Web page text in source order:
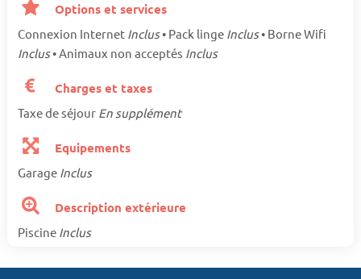
Options et services
Connexion Internet Inclus• Pack linge Inclus• Borne Wifi
Inclus• Animaux non acceptés Inclus
Charges et taxes
Taxe de séjour En supplément
Equipements
Garage Inclus
Description extérieure
Piscine Inclus